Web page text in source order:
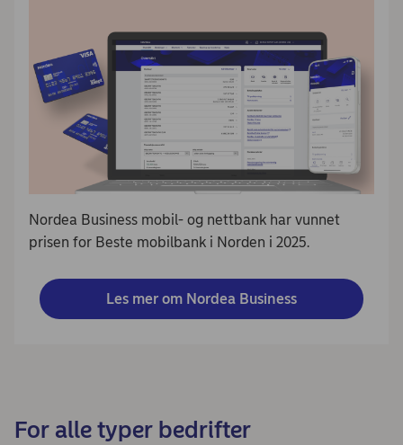
Nordea Business mobil- og nettbank har vunnet
prisen for Beste mobilbank i Norden i 2025.
Les mer om Nordea Business
For alle typer bedrifter